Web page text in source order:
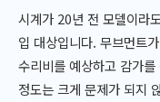
시계가 20년 전 모델이라
입 대상입니다. 무브먼트
수리비를 예상하고 감가
정도는 크게 문제가 되지